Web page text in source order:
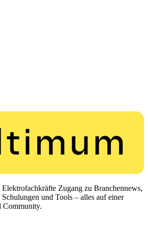
Zugang zu Branchennews,
und Tools – alles auf einer
Community.